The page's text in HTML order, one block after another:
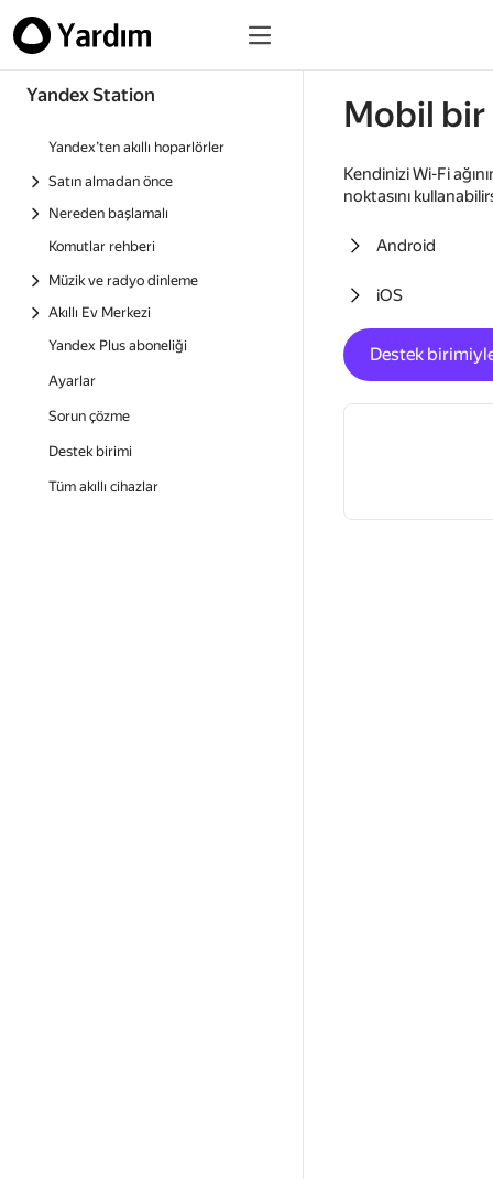
Yandex Station
Yandex’ten akıllı hoparlörler
Satın almadan önce
Nereden başlamalı
Komutlar rehberi
Müzik ve radyo dinleme
Akıllı Ev Merkezi
Yandex Plus aboneliği
Ayarlar
Sorun çözme
Destek birimi
Tüm akıllı cihazlar
Mobil bir
Kendinizi Wi-Fi
noktasını
Android
iOS
Destek